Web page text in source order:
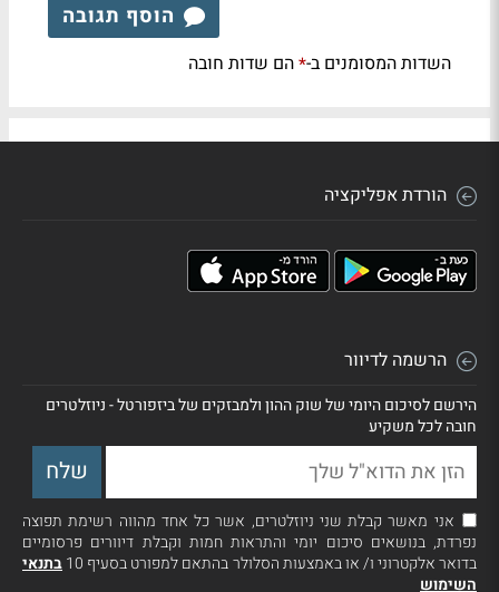
הוסף תגובה
השדות המסומנים ב-*הם שדות חובה
הורדת אפליקציה
הרשמה לדיוור
הירשם לסיכום היומי של שוק ההון ולמבזקים של ביזפורטל - ניוזלטרים
חובה לכל משקיע
אני מאשר קבלת שני ניוזלטרים, אשר כל אחד מהווה רשימת תפוצה
נפרדת, בנושאים סיכום יומי והתראות חמות וקבלת דיוורים פרסומיים
בדואר אלקטרוני ו/ או באמצעות הסלולר בהתאם למפורט בסעיף 10
בתנאי
השימוש